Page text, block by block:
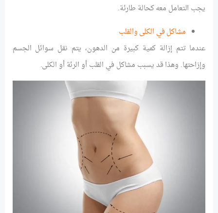
يجب التعامل معه كحالة طارئة.
مشاكل في الكلى والقلب
عندما تتم إزالة كمية كبيرة من الدهون، يتم نقل سوائل الجسم
وإزاحتها. وهذا قد يسبب مشاكل في القلب أو الرئة أو الكلى.